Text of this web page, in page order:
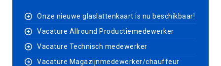
Onze nieuwe glaslattenkaart is nu beschikbaar!
Vacature Allround Productiemedewerker
Vacature Technisch medewerker
Vacature Magazijnmedewerker/chauffeur